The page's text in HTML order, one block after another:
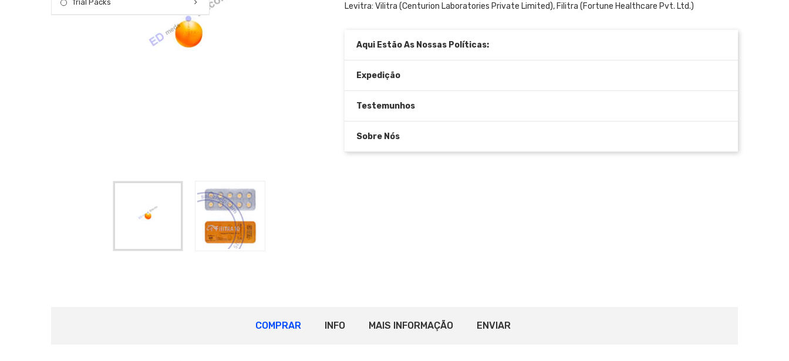
Trial Packs Levitra: Vilitra (Centurion Laboratories Private Limited), Filitra (Fortune Healthcare Pvt. Ltd.)
Aqui Estão As Nossas Políticas:
Expedição
Testemunhos
Sobre Nós
COMPRAR INFO MAIS INFORMAÇÃO ENVIAR